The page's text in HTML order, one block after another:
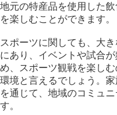
地元の特産品を使用した
を楽しむことができます。
スポーツに関しても、大
にあり、イベントや試合
め、スポーツ観戦を楽し
環境と言えるでしょう。
を通じて、地域のコミュ
す。